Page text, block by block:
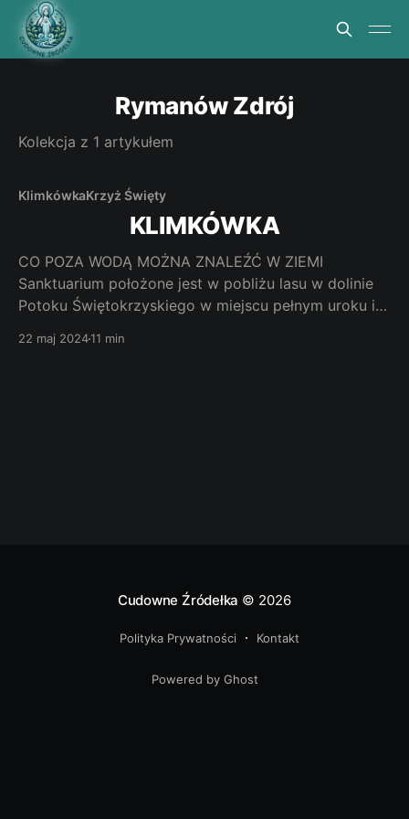
Rymanów Zdrój
Kolekcja z 1 artykułem
KlimkówkaKrzyż Święty
KLIMKÓWKA
CO POZA WODĄ MOŻNA ZNALEŹĆ W ZIEMI
Sanktuarium położone jest w pobliżu lasu w dolinie
Potoku Świętokrzyskiego w miejscu pełnym uroku i
turyści chętnie poddają się urokowi miejsca i
22 maj 202411 min
Cudowne Źródełka © 2026
Polityka Prywatności Kontakt
Powered by Ghost